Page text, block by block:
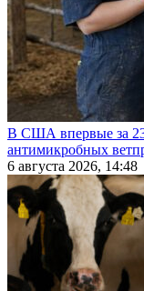
В США впервые за 23
антимикробных
6 августа 2026, 14:48